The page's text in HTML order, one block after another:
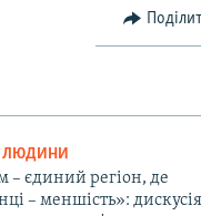
ЛЮДИНИ
– єдиний регіон, де
– меншість»: дискусія